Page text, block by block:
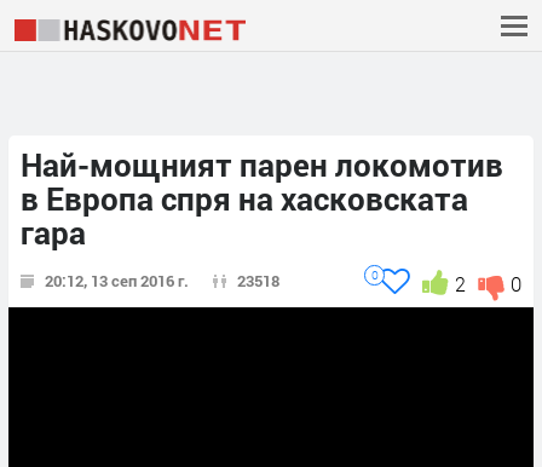
Най-мощният парен локомотив
в Европа спря на хасковската
гара
20:12, 13 сеп 2016 г. 23518 0
2
0